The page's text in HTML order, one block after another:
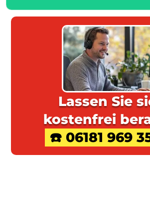
Lassen Sie
kostenfrei
☎️ 06181 969